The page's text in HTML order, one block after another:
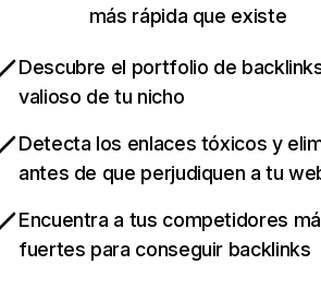
más rápida que existe
Descubre el portfolio de
valioso de tu nicho
Detecta los enlaces tóxicos y
antes de que perjudiquen a tu
Encuentra a tus competidores
fuertes para conseguir backlinks